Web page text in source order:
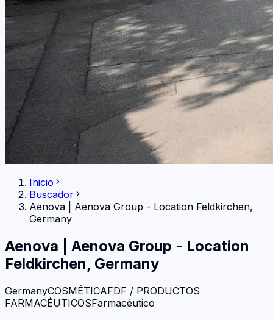
Inicio
Buscador
Aenova
Aenova Group - Location Feldkirchen,
Germany
Aenova
Aenova Group - Location
Feldkirchen, Germany
GermanyCOSMÉTICAFDF / PRODUCTOS
FARMACÉUTICOSFarmacéutico